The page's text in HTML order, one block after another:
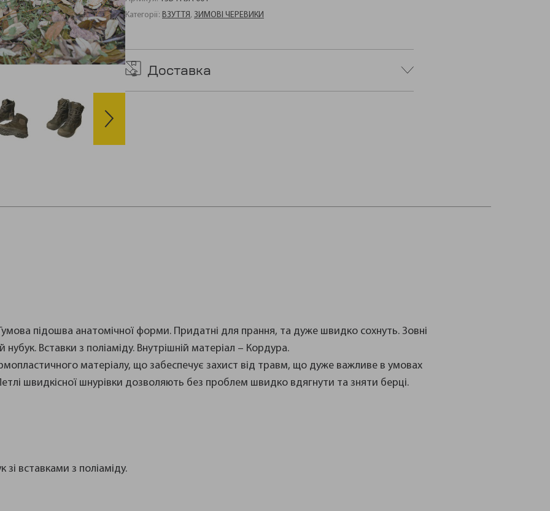
Категорії: ВЗУТТЯ, ЗИМОВІ ЧЕРЕВИКИ
Доставка
Гумова підошва анатомічної форми. Придатні для прання, та дуже швидко сохнуть. Зовні
Вставки з поліаміду. Внутрішній матеріал – Кордура.
матеріалу, що забеспечує захист від травм, що дуже важливе в умовах
швидкісної шнурівки дозволяють без проблем швидко вдягнути та зняти берці.
зі вставками з поліаміду.